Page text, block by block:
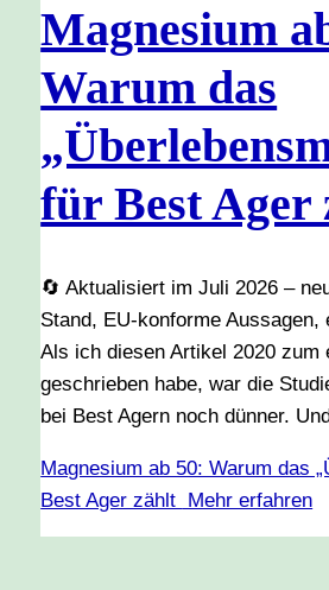
Magnesium
Warum das
für Best Ager
🔄 Aktualisiert im Juli 2026 –
Stand, EU-konforme Aussagen,
Als ich diesen Artikel 2020 zum
geschrieben habe, war die
bei Best Agern noch dünner.
Magnesium ab 50: Warum das
Best Ager zählt Mehr erfahren